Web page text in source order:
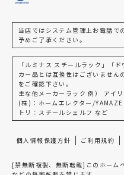
当店ではシステム管理上お電話で
予めご了承ください。
「ルミナス スチールラック」「
カー品とは互換性はございません
をご確認下さい。
主な他メーカーラック 例） アイ
(株)：ホームエレクター/
トリ：スチールシェルフ など
個人情報保護方針 ご利用規約
[禁無断複製、無断転載]このホーム